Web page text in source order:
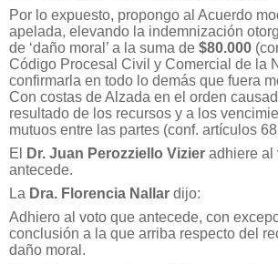
Por lo expuesto, propongo al Acuerdo
apelada, elevando la indemnización
de ‘daño moral’ a la suma de $80.000
Código Procesal Civil y Comercial de la
confirmarla en todo lo demás que fuera
Con costas de Alzada en el orden
resultado de los recursos y a los
mutuos entre las partes (conf. artículos
El
Dr. Juan Perozziello Vizier adhiere al
antecede.
La Dra. Florencia Nallar dijo:
Adhiero al voto que antecede, con
conclusión a la que arriba respecto del
daño moral.